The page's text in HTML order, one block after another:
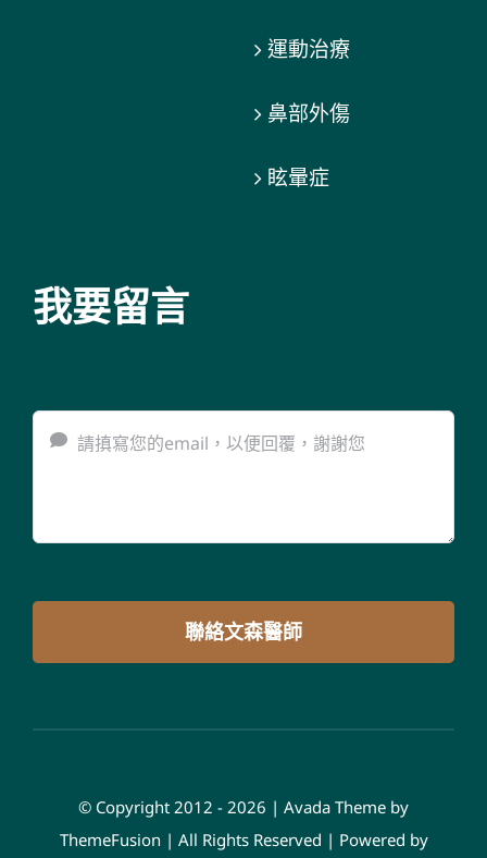
運動治療
鼻部外傷
眩暈症
我要留言
聯絡文森醫師
© Copyright 2012 - 2026 | Avada Theme by
ThemeFusion | All Rights Reserved | Powered by